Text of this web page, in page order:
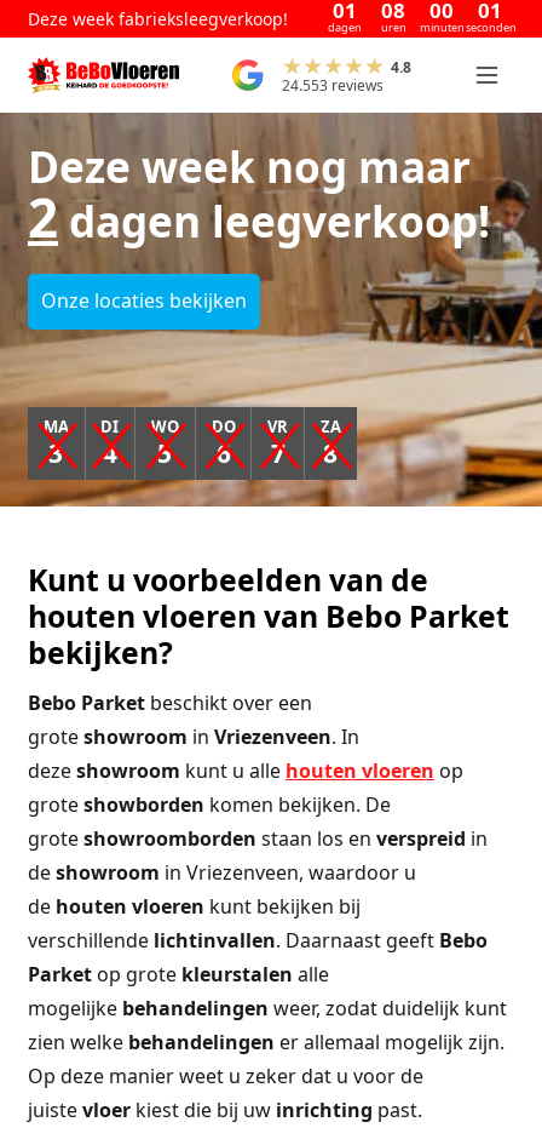
Deze week fabrieksleegverkoop! 01
dagen
08
uren
00
minuten
01
seconden
4.8
24.553 reviews
Deze week nog maar
2dagen leegverkoop!
Onze locaties bekijken
MA
3
DI
4
WO
5
DO
6
VR
7
ZA
8
Kunt u voorbeelden van de
houten vloeren van Bebo Parket
bekijken?
Bebo Parketbeschikt over een
groteshowroom in Vriezenveen. In
dezeshowroom kunt u alle houten vloeren op
groteshowborden komen bekijken. De
groteshowroomborden staan los en verspreid in
deshowroom in Vriezenveen, waardoor u
de houten vloeren kunt bekijken bij
verschillende lichtinvallen. Daarnaast geeft Bebo
Parket op grote kleurstalen alle
mogelijke behandelingen weer, zodat duidelijk kunt
zien welke behandelingen er allemaal mogelijk zijn.
Op deze manier weet u zeker dat u voor de
juistevloerkiest die bij uw inrichting past.